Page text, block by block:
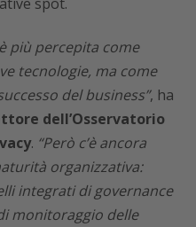
più percepita come
tecnologie, ma come
del business”, ha
dell’Osservatorio
. “Però c’è ancora
organizzativa:
integrati di governance
monitoraggio delle